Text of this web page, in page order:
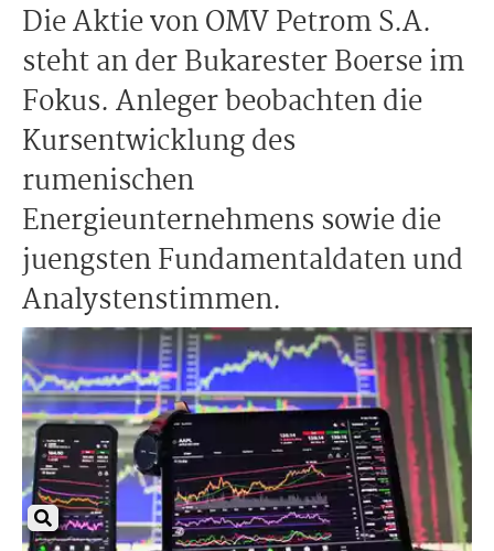
Die Aktie von OMV Petrom S.A.
steht an der Bukarester Boerse im
Fokus. Anleger beobachten die
Kursentwicklung des
rumenischen
Energieunternehmens sowie die
juengsten Fundamentaldaten und
Analystenstimmen.